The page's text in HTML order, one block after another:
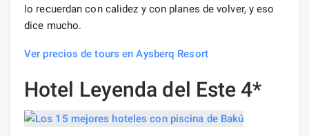
lo recuerdan con calidez y con planes de volver, y eso
dice mucho.
Ver precios de tours en Aysberq Resort
Hotel Leyenda del Este 4*